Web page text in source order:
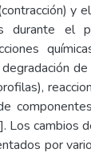
y
durante el
Los cambios
por